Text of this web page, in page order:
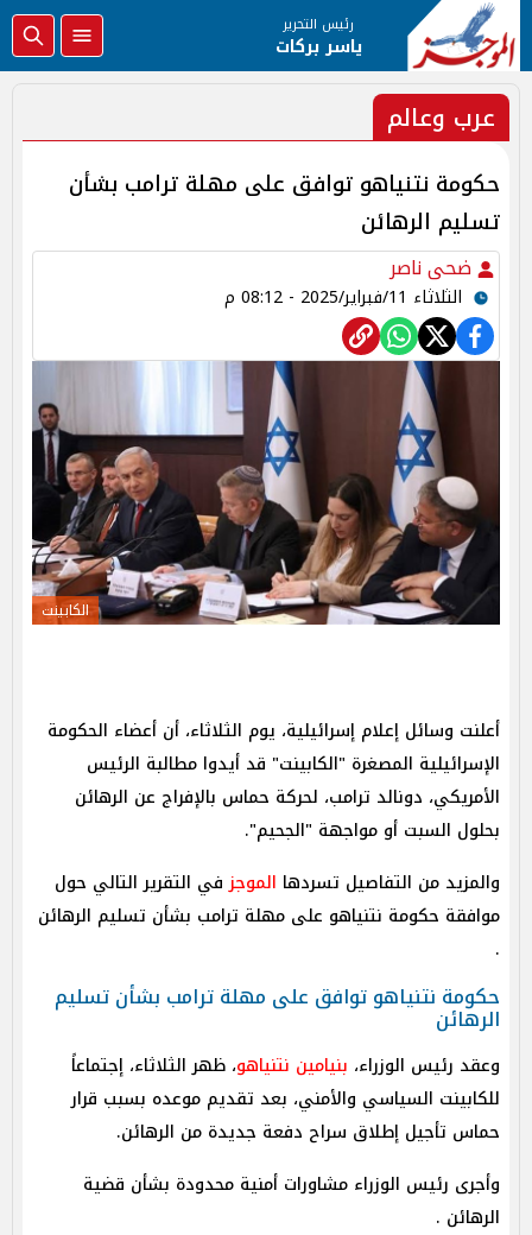
رئيس التحرير
ياسر بركات
عرب وعالم
حكومة نتنياهو توافق على مهلة ترامب بشأن
تسليم الرهائن
ضحى ناصر
الثلاثاء 11/فبراير/2025 - 08:12 م
الكابينت
أعلنت وسائل إعلام إسرائيلية، يوم الثلاثاء، أن أعضاء الحكومة
الإسرائيلية المصغرة "الكابينت" قد أيدوا مطالبة الرئيس
الأمريكي، دونالد ترامب، لحركة حماس بالإفراج عن الرهائن
بحلول السبت أو مواجهة "الجحيم".
والمزيد من التفاصيل تسردها الموجزفي التقرير التالي حول
موافقة حكومة نتنياهو على مهلة ترامب بشأن تسليم الرهائن
.
حكومة نتنياهو توافق على مهلة ترامب بشأن تسليم
الرهائن
وعقد رئيس الوزراء، بنيامين نتنياهو، ظهر الثلاثاء، إجتماعاً
للكابينت السياسي والأمني، بعد تقديم موعده بسبب قرار
حماس تأجيل إطلاق سراح دفعة جديدة من الرهائن.
وأجرى رئيس الوزراء مشاورات أمنية محدودة بشأن قضية
الرهائن .